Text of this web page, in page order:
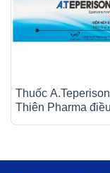
Thuốc
Thiên Pharma